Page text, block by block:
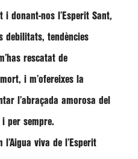
donant-nos l’Esperit Sant,
debilitats, tendències
rescatat de
i m’ofereixes la
l’abraçada amorosa del
per sempre.
l’Aigua viva de l’Esperit